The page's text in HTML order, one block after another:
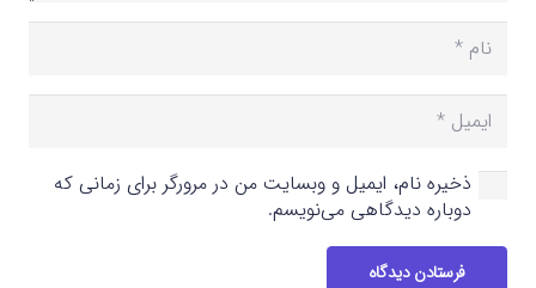
ذخیره نام، ایمیل و وبسایت من در مرورگر برای زمانی که
دوباره دیدگاهی می‌نویسم.
فرستادن دیدگاه